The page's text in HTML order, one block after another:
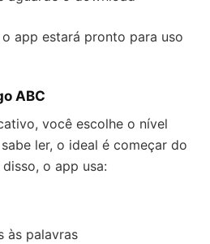
app estará pronto para uso
ABC
você escolhe o nível
ler, o ideal é começar do
o app usa:
às palavras